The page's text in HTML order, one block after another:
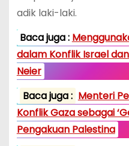
adik laki-laki.
Baca juga :
dalam Konflik Israel
Neier
Baca juga : Menteri
Konflik Gaza sebagai
Pengakuan Palestina